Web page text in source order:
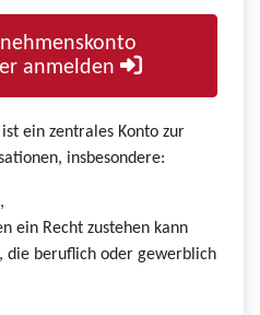
anmelden
ein zentrales Konto zur
insbesondere:
ein Recht zustehen kann
die beruflich oder gewerblich